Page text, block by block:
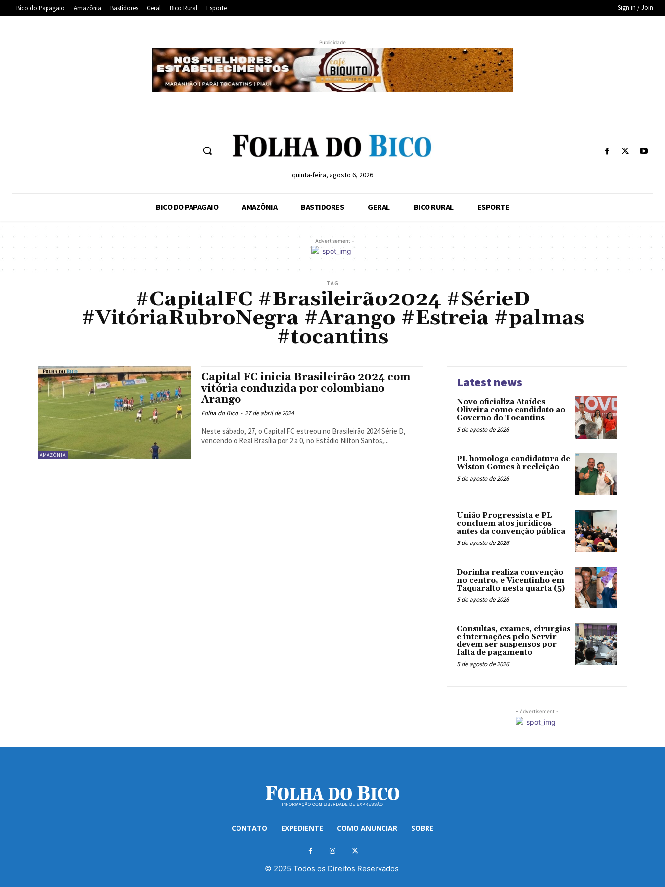
Bico do Papagaio Amazônia Bastidores Geral Bico Rural Esporte Sign in / Join
Publicidade
quinta-feira, agosto 6, 2026
BICO DO PAPAGAIO AMAZÔNIA BASTIDORES GERAL BICO RURAL ESPORTE
- Advertisement -
TAG
#CapitalFC #Brasileirão2024 #SérieD
#VitóriaRubroNegra #Arango #Estreia #palmas
#tocantins
AMAZÔNIA
Capital FC inicia Brasileirão 2024 com
vitória conduzida por colombiano
Arango
Folha do Bico - 27 de abril de 2024
Neste sábado, 27, o Capital FC estreou no Brasileirão 2024 Série D,
vencendo o Real Brasília por 2 a 0, no Estádio Nilton Santos,...
Latest news
Novo oficializa Ataídes
Oliveira como candidato ao
Governo do Tocantins
5 de agosto de 2026
PL homologa candidatura de
Wiston Gomes à reeleição
5 de agosto de 2026
União Progressista e PL
concluem atos jurídicos
antes da convenção pública
5 de agosto de 2026
Dorinha realiza convenção
no centro, e Vicentinho em
Taquaralto nesta quarta (5)
5 de agosto de 2026
Consultas, exames, cirurgias
e internações pelo Servir
devem ser suspensos por
falta de pagamento
5 de agosto de 2026
- Advertisement -
CONTATO EXPEDIENTE COMO ANUNCIAR SOBRE
© 2025 Todos os Direitos Reservados